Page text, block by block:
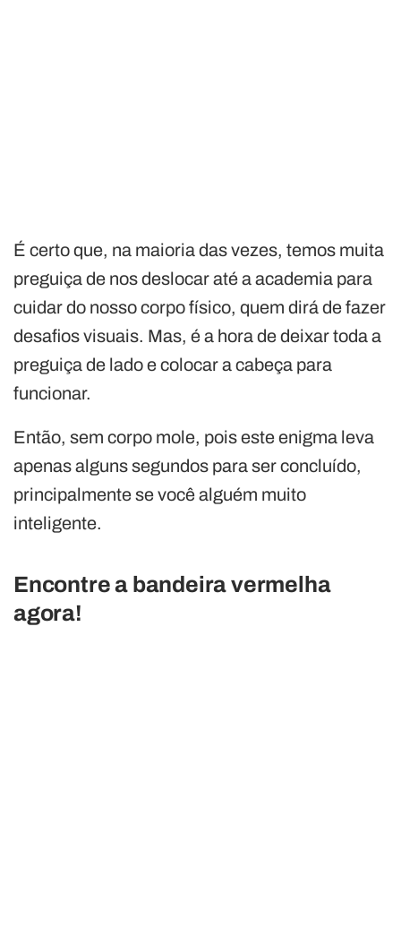
É certo que, na maioria das vezes, temos muita
preguiça de nos deslocar até a academia para
cuidar do nosso corpo físico, quem dirá de fazer
desafios visuais. Mas, é a hora de deixar toda a
preguiça de lado e colocar a cabeça para
funcionar.
Então, sem corpo mole, pois este enigma leva
apenas alguns segundos para ser concluído,
principalmente se você alguém muito
inteligente.
Encontre a bandeira vermelha
agora!